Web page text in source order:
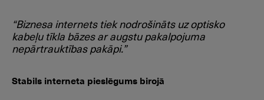
“Biznesa internets tiek nodrošināts uz optisko
kabeļu tīkla bāzes ar augstu pakalpojuma
nepārtrauktības pakāpi.”
Stabils interneta pieslēgums birojā